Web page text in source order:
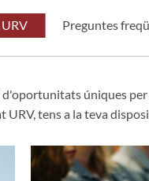
Preguntes
úniques
tens a la teva